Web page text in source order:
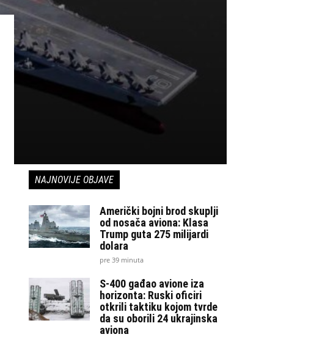
NAJNOVIJE OBJAVE
Američki bojni brod skuplji
od nosača aviona: Klasa
Trump guta 275 milijardi
dolara
pre 39 minuta
S-400 gađao avione iza
horizonta: Ruski oficiri
otkrili taktiku kojom tvrde
da su oborili 24 ukrajinska
aviona